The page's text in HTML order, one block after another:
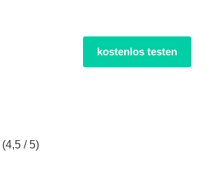
(4,5 / 5)
kostenlos testen